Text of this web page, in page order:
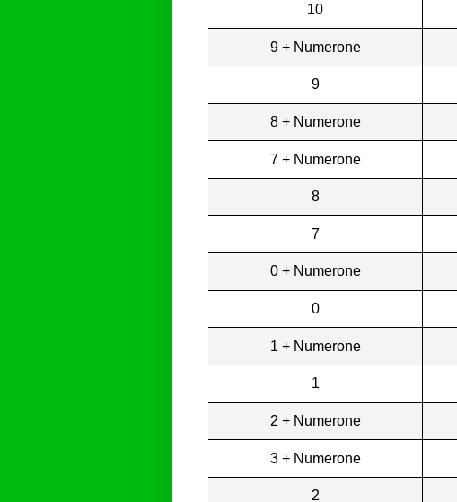
10
9 + Numerone
9
8 + Numerone
7 + Numerone
8
7
0 + Numerone
0
1 + Numerone
1
2 + Numerone
3 + Numerone
2